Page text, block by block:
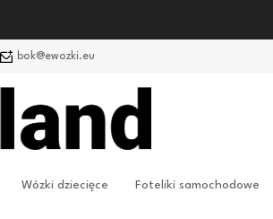
bok@ewozki.eu
Wózki dziecięce Foteliki samochodowe